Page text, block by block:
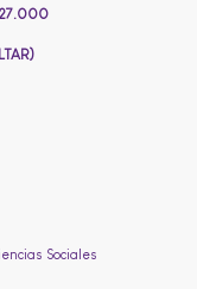
Sociales